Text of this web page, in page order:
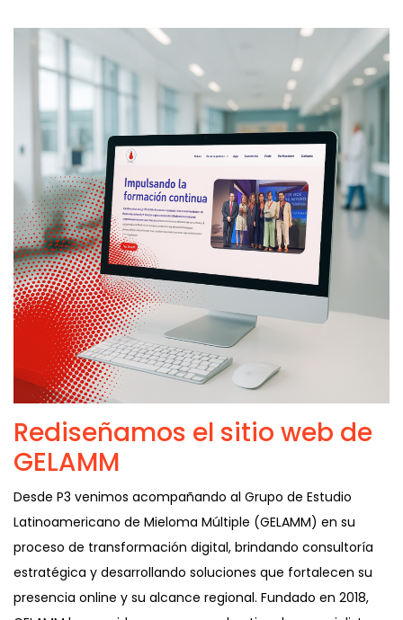
Rediseñamos el sitio web de
GELAMM
Desde P3 venimos acompañando al Grupo de Estudio
Latinoamericano de Mieloma Múltiple (GELAMM) en su
proceso de transformación digital, brindando consultoría
estratégica y desarrollando soluciones que fortalecen su
presencia online y su alcance regional. Fundado en 2018,